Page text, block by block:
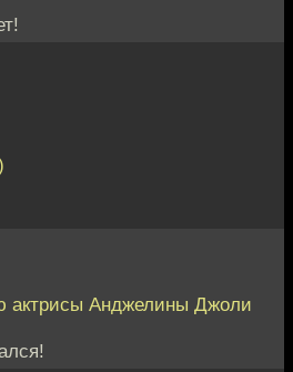
актрисы Анджелины Джоли